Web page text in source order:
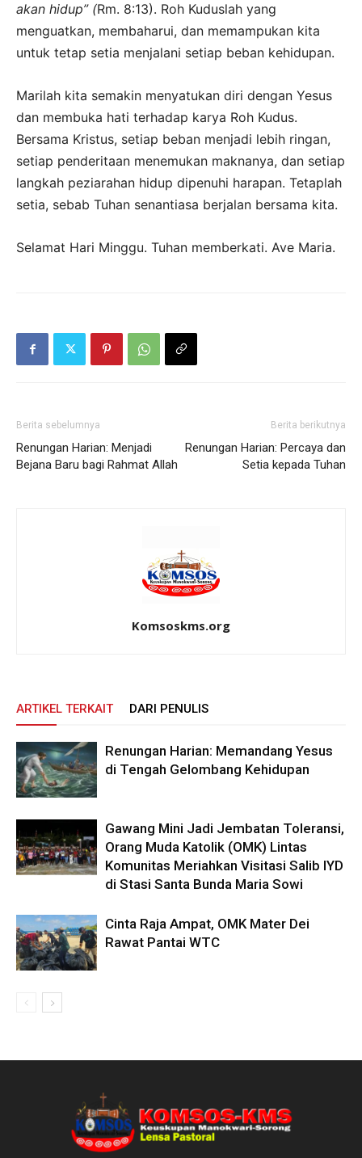
akan hidup” (Rm. 8:13). Roh Kuduslah yang
menguatkan, membaharui, dan memampukan kita
untuk tetap setia menjalani setiap beban kehidupan.
Marilah kita semakin menyatukan diri dengan Yesus
dan membuka hati terhadap karya Roh Kudus.
Bersama Kristus, setiap beban menjadi lebih ringan,
setiap penderitaan menemukan maknanya, dan setiap
langkah peziarahan hidup dipenuhi harapan. Tetaplah
setia, sebab Tuhan senantiasa berjalan bersama kita.
Selamat Hari Minggu. Tuhan memberkati. Ave Maria.
Berita sebelumnya
Renungan Harian: Menjadi
Bejana Baru bagi Rahmat Allah
Berita berikutnya
Renungan Harian: Percaya dan
Setia kepada Tuhan
Komsoskms.org
ARTIKEL TERKAIT DARI PENULIS
Renungan Harian: Memandang Yesus
di Tengah Gelombang Kehidupan
Gawang Mini Jadi Jembatan Toleransi,
Orang Muda Katolik (OMK) Lintas
Komunitas Meriahkan Visitasi Salib IYD
di Stasi Santa Bunda Maria Sowi
Cinta Raja Ampat, OMK Mater Dei
Rawat Pantai WTC